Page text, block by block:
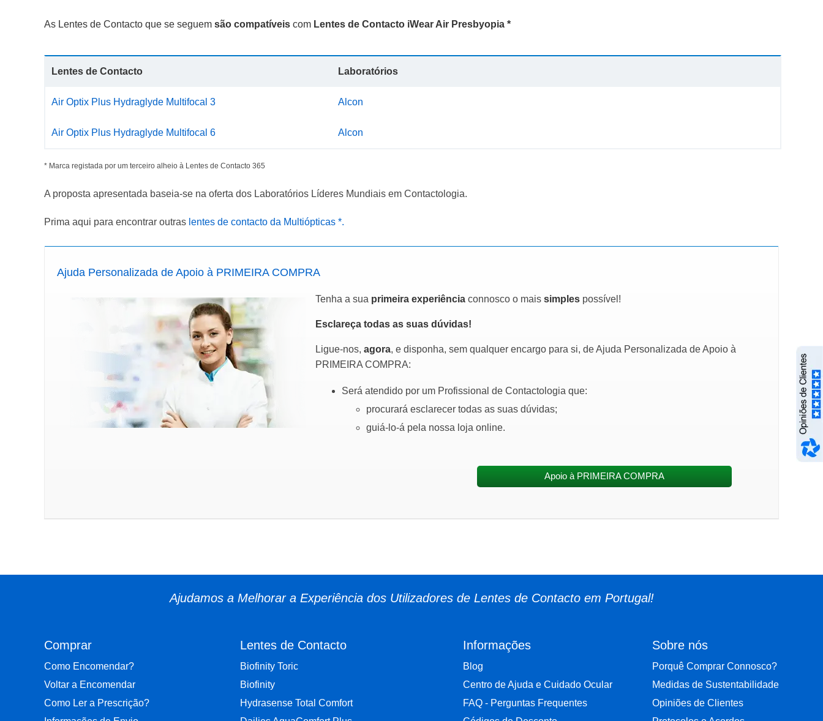
As Lentes de Contacto que se seguem são compatíveis com Lentes de Contacto iWear Air Presbyopia *
Lentes de Contacto Laboratórios
Air Optix Plus Hydraglyde Multifocal 3 Alcon
Air Optix Plus Hydraglyde Multifocal 6 Alcon
* Marca registada por um terceiro alheio à Lentes de Contacto 365
A proposta apresentada baseia-se na oferta dos Laboratórios Líderes Mundiais em Contactologia.
Prima aqui para encontrar outras lentes de contacto da Multiópticas *.
Ajuda Personalizada de Apoio à PRIMEIRA COMPRA
Tenha a sua primeira experiência connosco o mais simples possível!
Esclareça todas as suas dúvidas!
Ligue-nos, agora, e disponha, sem qualquer encargo para si, de Ajuda Personalizada de Apoio à
PRIMEIRA COMPRA:
Será atendido por um Profissional de Contactologia que:
procurará esclarecer todas as suas dúvidas;
guiá-lo-á pela nossa loja online.
Apoio à PRIMEIRA COMPRA
Ajudamos a Melhorar a Experiência dos Utilizadores de Lentes de Contacto em Portugal!
Comprar
Como Encomendar?
Voltar a Encomendar
Como Ler a Prescrição?
Lentes de Contacto
Biofinity Toric
Biofinity
Hydrasense Total Comfort
Informações
Blog
Centro de Ajuda e Cuidado Ocular
FAQ - Perguntas Frequentes
Sobre nós
Porquê Comprar Connosco?
Medidas de Sustentabilidade
Opiniões de Clientes